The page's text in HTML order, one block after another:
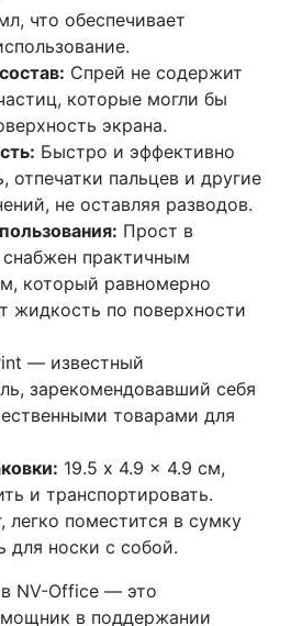
что обеспечивает
Спрей не содержит
которые могли бы
экрана.
Быстро и эффективно
отпечатки пальцев и другие
не оставляя разводов.
Прост в
практичным
который равномерно
жидкость по поверхности
— известный
зарекомендовавший себя
товарами для
19.5 x 4.9 x 4.9 см,
и транспортировать.
легко поместится в сумку
для носки с собой.
NV-Office — это
в поддержании